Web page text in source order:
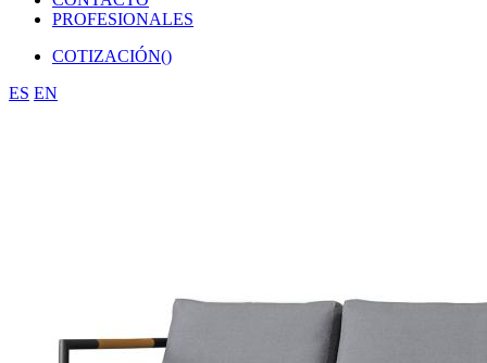
PROFESIONALES
COTIZACIÓN()
ES EN